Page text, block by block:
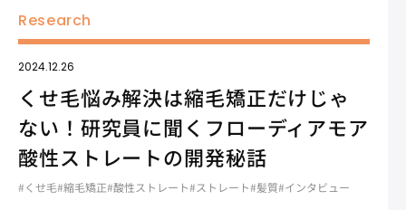
2024.12.26
くせ毛悩み解決は縮毛矯正だけじゃ
ない！研究員に聞くフローディアモア
酸性ストレートの開発秘話
#くせ毛#縮毛矯正#酸性ストレート#ストレート#髪質#インタビュー